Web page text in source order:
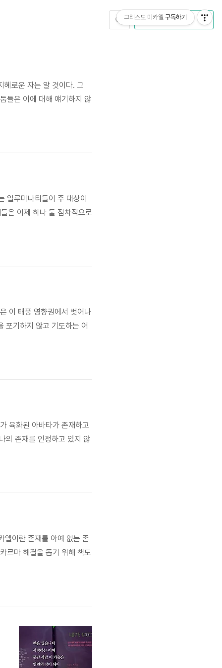
CATEGORY
로운 자는 알 것이다. 그
들은 이에 대해 얘기하지 않
일루미나티들이 주 대상이
은 이제 하나 둘 점차적으로
이 태풍 영향권에서 벗어나
포기하지 않고 기도하는 어
육화된 아바타가 존재하고
의 존재를 인정하고 있지 않
엘이란 존재를 아예 없는 존
르마 해결을 돕기 위해 책도
그리스도 미카엘 구독하기